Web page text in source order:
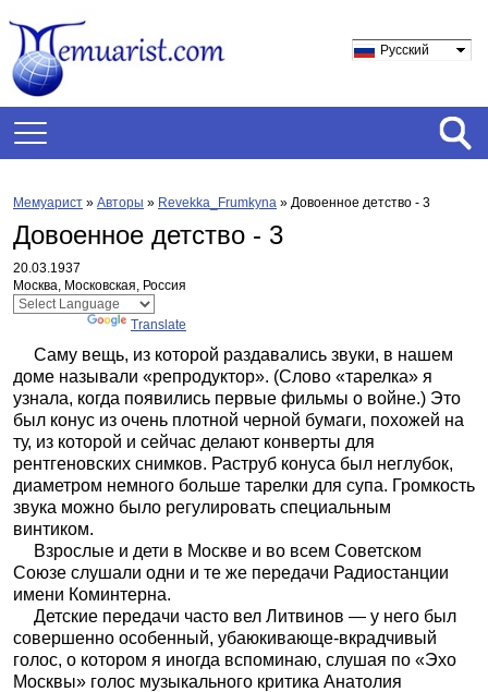
Русский
Мемуарист » Авторы » Revekka_Frumkyna » Довоенное детство - 3
Довоенное детство - 3
20.03.1937
Москва, Московская, Россия
Translate
Саму вещь, из которой раздавались звуки, в нашем
доме называли «репродуктор». (Слово «тарелка» я
узнала, когда появились первые фильмы о войне.) Это
был конус из очень плотной черной бумаги, похожей на
ту, из которой и сейчас делают конверты для
рентгеновских снимков. Раструб конуса был неглубок,
диаметром немного больше тарелки для супа. Громкость
звука можно было регулировать специальным
винтиком.
Взрослые и дети в Москве и во всем Советском
Союзе слушали одни и те же передачи Радиостанции
имени Коминтерна.
Детские передачи часто вел Литвинов — у него был
совершенно особенный, убаюкивающе-вкрадчивый
голос, о котором я иногда вспоминаю, слушая по «Эхо
Москвы» голос музыкального критика Анатолия